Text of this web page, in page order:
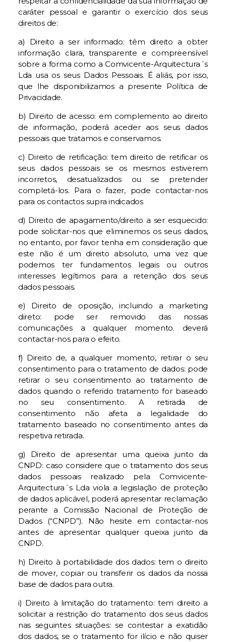
caráter pessoal e garantir o exercício dos seus
direitos de:
a) Direito a ser informado: têm direito a obter
informação clara, transparente e compreensível
sobre a forma como a Comvicente-Arquitectura´s
Lda usa os seus Dados Pessoais. É aliás, por isso,
que lhe disponibilizamos a presente Política de
Privacidade.
b) Direito de acesso: em complemento ao direito
de informação, poderá aceder aos seus dados
pessoais que tratamos e conservamos.
c) Direito de retificação: tem direito de retificar os
seus dados pessoais se os mesmos estiverem
incorretos, desatualizados ou se pretender
completá-los. Para o fazer, pode contactar-nos
para os contactos supra indicados
d) Direito de apagamento/direito a ser esquecido:
pode solicitar-nos que eliminemos os seus dados,
no entanto, por favor tenha em consideração que
este não é um direito absoluto, uma vez que
podemos ter fundamentos legais ou outros
interesses legítimos para a retenção dos seus
dados pessoais.
e) Direito de oposição, incluindo a marketing
direto: pode ser removido das nossas
comunicações a qualquer momento. deverá
contactar-nos para o efeito.
f) Direito de, a qualquer momento, retirar o seu
consentimento para o tratamento de dados: pode
retirar o seu consentimento ao tratamento de
dados quando o referido tratamento for baseado
no seu consentimento. A retirada de
consentimento não afeta a legalidade do
tratamento baseado no consentimento antes da
respetiva retirada.
g) Direito de apresentar uma queixa junto da
CNPD: caso considere que o tratamento dos seus
dados pessoais realizado pela Comvicente-
Arquitectura´s Lda viola a legislação de proteção
de dados aplicável, poderá apresentar reclamação
perante a Comissão Nacional de Proteção de
Dados (“CNPD”). Não hesite em contactar-nos
antes de apresentar qualquer queixa junto da
CNPD.
h) Direito à portabilidade dos dados: tem o direito
de mover, copiar ou transferir os dados da nossa
base de dados para outra.
i) Direito à limitação do tratamento: tem direito a
solicitar a restrição do tratamento dos seus dados
nas seguintes situações: se contestar a exatidão
dos dados, se o tratamento for ilício e não quiser